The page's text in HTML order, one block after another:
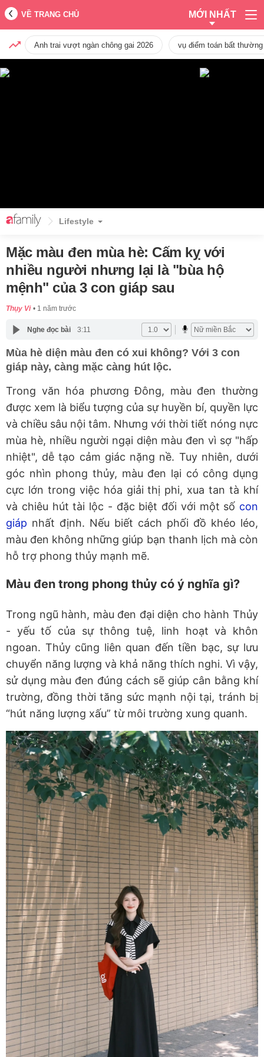
VỀ TRANG CHỦ MỚI NHẤT
Anh trai vượt ngàn chông gai 2026 vụ điểm toán bất
Lifestyle
Mặc màu đen mùa hè: Cấm kỵ với
nhiều người nhưng lại là "bùa hộ
mệnh" của 3 con giáp sau
Thụy Vi 1 năm trước
Nghe đọc bài 3:11
Mùa hè diện màu đen có xui không? Với 3 con
giáp này, càng mặc càng hút lộc.
Trong văn hóa phương Đông, màu đen thường
được xem là biểu tượng của sự huyền bí, quyền lực
và chiều sâu nội tâm. Nhưng với thời tiết nóng nực
mùa hè, nhiều người ngại diện màu đen vì sợ "hấp
nhiệt", dễ tạo cảm giác nặng nề. Tuy nhiên, dưới
góc nhìn phong thủy, màu đen lại có công dụng
cực lớn trong việc hóa giải thị phi, xua tan tà khí
và chiêu hút tài lộc - đặc biệt đối với một số con
giáp nhất định. Nếu biết cách phối đồ khéo léo,
màu đen không những giúp bạn thanh lịch mà còn
hỗ trợ phong thủy mạnh mẽ.
Màu đen trong phong thủy có ý nghĩa gì?
Trong ngũ hành, màu đen đại diện cho hành Thủy
- yếu tố của sự thông tuệ, linh hoạt và khôn
ngoan. Thủy cũng liên quan đếntiền bạc, sự lưu
chuyển năng lượng và khả năng thích nghi. Vì vậy,
sử dụng màu đen đúng cách sẽ giúp cân bằng khí
trường, đồng thờităng sức mạnh nội tại, tránh bị
“hút năng lượng xấu” từ môi trường xung quanh.